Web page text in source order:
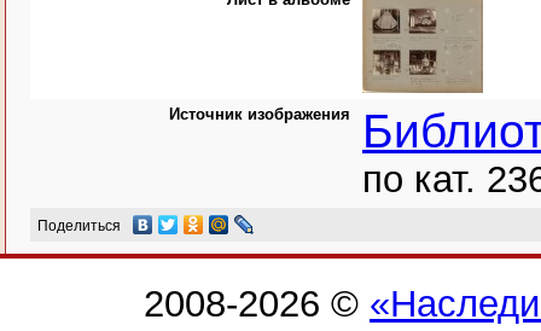
Источник изображения
по кат.
Поделиться
2008-2026 ©